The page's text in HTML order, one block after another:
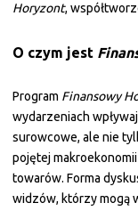
Horyzont,
O czym jest
Program Finansowy
wydarzeniach
surowcowe, ale nie
pojętej
towarów. Forma
widzów, którzy mogą